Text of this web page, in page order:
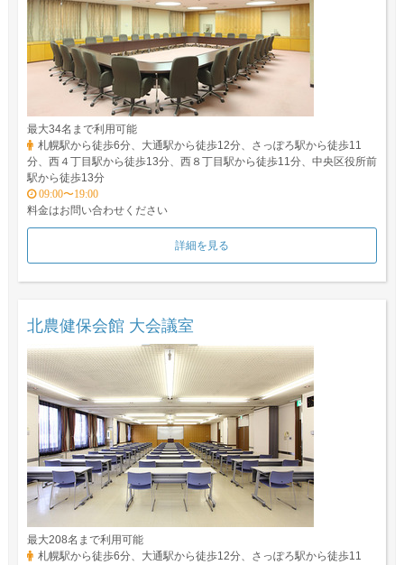
最大34名まで利用可能
札幌駅から徒歩6分、大通駅から徒歩12分、さっぽろ駅から徒歩11
分、西４丁目駅から徒歩13分、西８丁目駅から徒歩11分、中央区役所前
駅から徒歩13分
09:00〜19:00
料金はお問い合わせください
詳細を見る
北農健保会館 大会議室
最大208名まで利用可能
札幌駅から徒歩6分、大通駅から徒歩12分、さっぽろ駅から徒歩11